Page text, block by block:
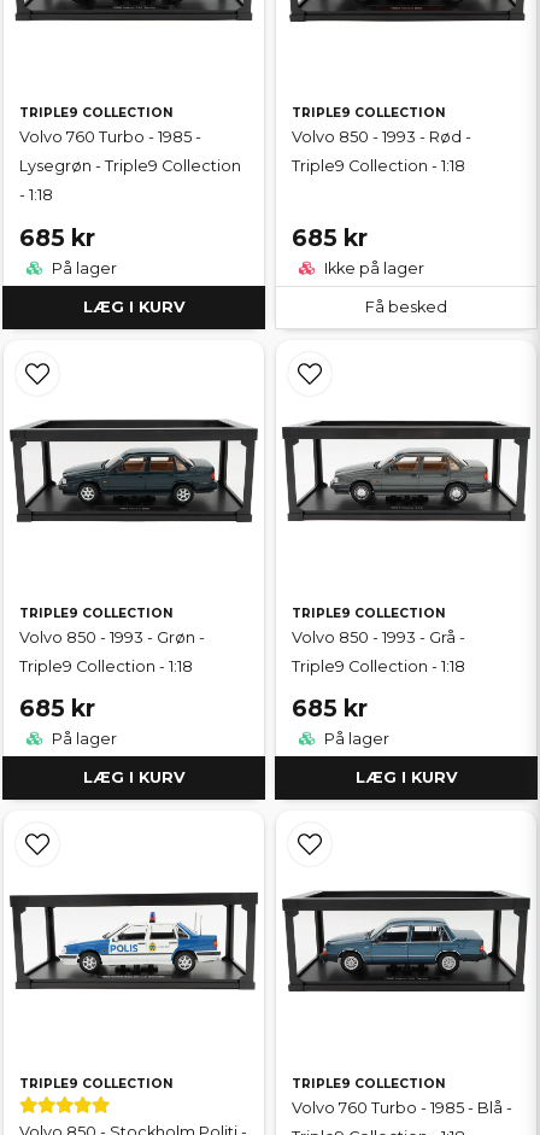
TRIPLE9 COLLECTION
Volvo 760 Turbo - 1985 -
Lysegrøn - Triple9 Collection
- 1:18
685 kr
På lager
LÆG I KURV
TRIPLE9 COLLECTION
Volvo 850 - 1993 - Rød -
Triple9 Collection - 1:18
685 kr
Ikke på lager
Få besked
TRIPLE9 COLLECTION
Volvo 850 - 1993 - Grøn -
Triple9 Collection - 1:18
685 kr
På lager
LÆG I KURV
TRIPLE9 COLLECTION
Volvo 850 - 1993 - Grå -
Triple9 Collection - 1:18
685 kr
På lager
LÆG I KURV
TRIPLE9 COLLECTION TRIPLE9 COLLECTION
Volvo 760 Turbo - 1985 - Blå -